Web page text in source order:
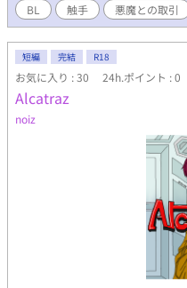
BL 触手 悪魔との取引
短編 完結 R18
お気に入り : 30 24h.ポイント : 0
Alcatraz
noiz